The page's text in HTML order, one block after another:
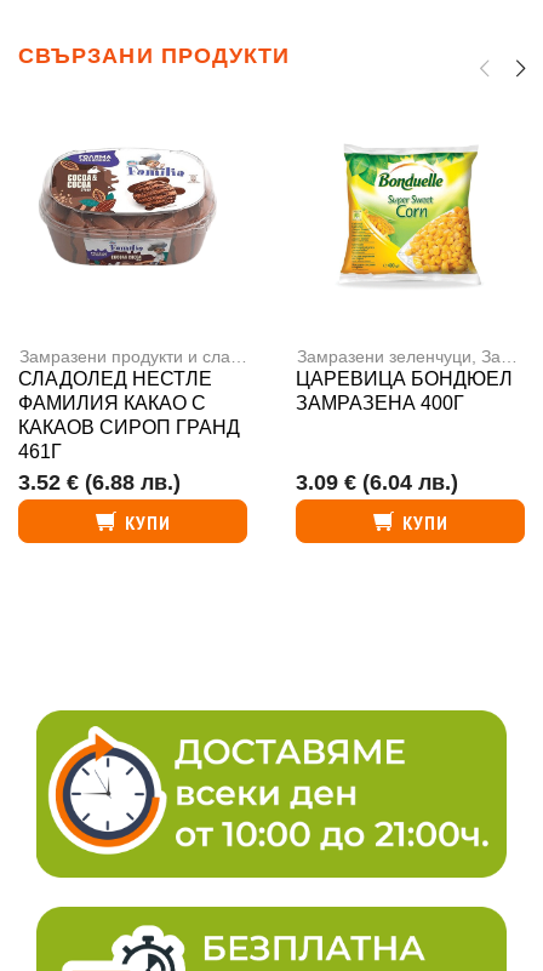
СВЪРЗАНИ ПРОДУКТИ
Сладоледи
СЛАДОЛЕД НЕСТЛЕ
ФАМИЛИЯ КАКАО С
КАКАОВ СИРОП ГРАНД
461Г
3.52 € (6.88 лв.)
КУПИ
Замразени зеленчуци Замразени продукти и сладолед
ЦАРЕВИЦА БОНДЮЕЛ
ЗАМРАЗЕНА 400Г
3.09 € (6.04 лв.)
КУПИ